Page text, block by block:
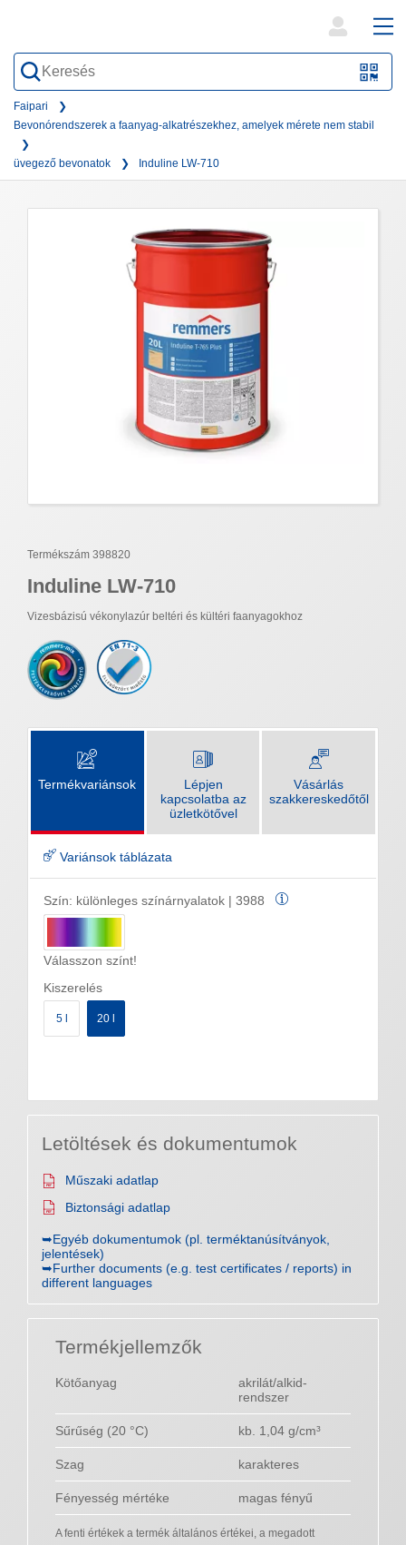
QR-
oder
form
Faipari
Bevonórendszerek a faanyag-alkatrészekhez, amelyek mérete nem stabil
üvegező bevonatok Induline LW-710
Termékszám 398820
Induline LW-710
Vizesbázisú vékonylazúr beltéri és kültéri faanyagokhoz
Termékvariánsok
Lépjen
kapcsolatba az
üzletkötővel
Vásárlás
szakkereskedőtől
Variánsok táblázata
Szín: különleges színárnyalatok | 3988
Válasszon színt!
Kiszerelés
5 l 20 l
Letöltések és dokumentumok
Műszaki adatlap
Biztonsági adatlap
➥Egyéb dokumentumok (pl. terméktanúsítványok,
jelentések)
➥Further documents (e.g. test certificates / reports) in
different languages
Termékjellemzők
Kötőanyag
akrilát/alkid-
rendszer
Sűrűség (20 °C) kb. 1,04 g/cm³
Szag karakteres
Fényesség mértéke magas fényű
A fenti értékek a termék általános értékei, a megadott